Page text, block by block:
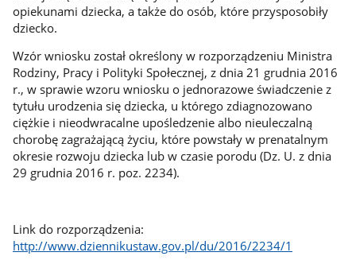
opiekunami dziecka, a także do osób, które przysposobiły
dziecko.
Wzór wniosku został określony w rozporządzeniu Ministra
Rodziny, Pracy i Polityki Społecznej, z dnia 21 grudnia 2016
r., w sprawie wzoru wniosku o jednorazowe świadczenie z
tytułu urodzenia się dziecka, u którego zdiagnozowano
ciężkie i nieodwracalne upośledzenie albo nieuleczalną
chorobę zagrażającą życiu, które powstały w prenatalnym
okresie rozwoju dziecka lub w czasie porodu (Dz. U. z dnia
29 grudnia 2016 r. poz. 2234).
Link do rozporządzenia:
http://www.dziennikustaw.gov.pl/du/2016/2234/1